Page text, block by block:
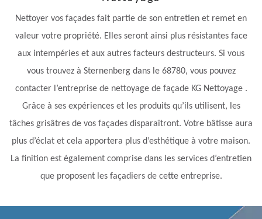
Nettoyer vos façades fait partie de son entretien et remet en
valeur votre propriété. Elles seront ainsi plus résistantes face
aux intempéries et aux autres facteurs destructeurs. Si vous
vous trouvez à Sternenberg dans le 68780, vous pouvez
contacter l’entreprise de nettoyage de façade KG Nettoyage .
Grâce à ses expériences et les produits qu’ils utilisent, les
tâches grisâtres de vos façades disparaîtront. Votre bâtisse aura
plus d’éclat et cela apportera plus d’esthétique à votre maison.
La finition est également comprise dans les services d’entretien
que proposent les façadiers de cette entreprise.